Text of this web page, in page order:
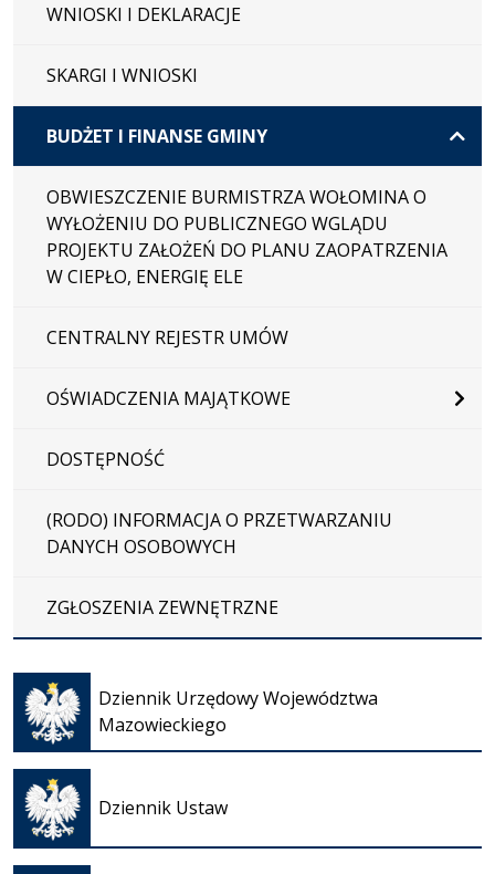
WNIOSKI I DEKLARACJE
SKARGI I WNIOSKI
BUDŻET I FINANSE GMINY
OBWIESZCZENIE BURMISTRZA WOŁOMINA O
WYŁOŻENIU DO PUBLICZNEGO WGLĄDU
PROJEKTU ZAŁOŻEŃ DO PLANU ZAOPATRZENIA
W CIEPŁO, ENERGIĘ ELE
CENTRALNY REJESTR UMÓW
OŚWIADCZENIA MAJĄTKOWE
DOSTĘPNOŚĆ
(RODO) INFORMACJA O PRZETWARZANIU
DANYCH OSOBOWYCH
ZGŁOSZENIA ZEWNĘTRZNE
Dziennik Urzędowy Województwa
Mazowieckiego
Otwiera
się w
nowej
karcie
Dziennik Ustaw
Otwiera
się w
nowej
karcie
Otwiera